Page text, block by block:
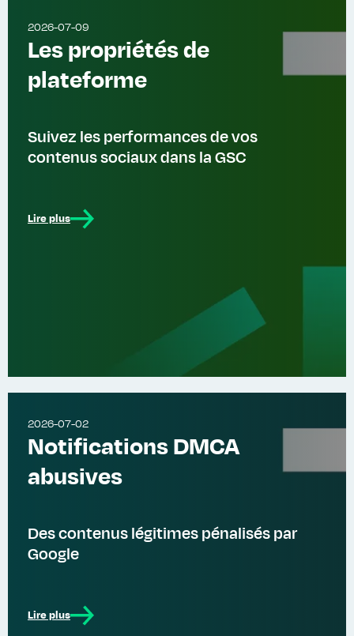
2026-07-09
Les propriétés de
plateforme
Suivez les performances de vos
contenus sociaux dans la GSC
Lire plus
2026-07-02
Notifications DMCA
abusives
Des contenus légitimes pénalisés par
Google
Lire plus